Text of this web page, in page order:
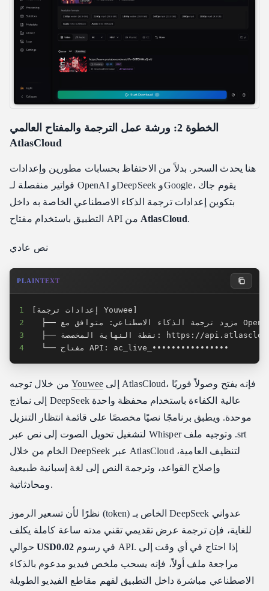
الخطوة 2: ورشة عمل الترجمة والمفتاح العالمي
AtlasCloud
هنا يحدث السحر. بدلاً من الاحتفاظ بحسابات مطورين وإعدادات
فواتير منفصلة لـ OpenAI وDeepSeek وGoogle، يقوم جاك
بتكوين إعدادات ترجمة الذكاء الاصطناعي الخاصة به داخل
AtlasCloud.
نص عادي
PLAINTEXT
1
2
3
4
  └── مفتاح API: ac_live_••••••••••••••••
من خلال توجيهYouwee
إلى نماذج DeepSeek عالية الكفاءة باستخدام محفظة واحدة
موحدة. ويطبق برنامجًا نصيًا مخصصًا على قائمة انتظار التنزيل
لتشغيل تحويل الصوت إلى نص عبر Whisper وتوجيه ملف .srt
الخام من خلال DeepSeek عبر AtlasCloud لتنظيف العامية،
وإصلاح القواعد، وترجمة النص إلى لغة إسبانية طبيعية
ومحادثاتية.
نظرًا لأن تسعير الرموز (token) الخاص بـ DeepSeek عدواني
للغاية، فإن ترجمة عرض تقديمي تقني مدته ساعة كاملة يكلف
USD0.02
مراجعة ملف أولاً، فإنه يسحب ملخص فيديو مدعوم بالذكاء
الاصطناعي مباشرة داخل التطبيق لفهم مقاطع الفيديو الطويلة